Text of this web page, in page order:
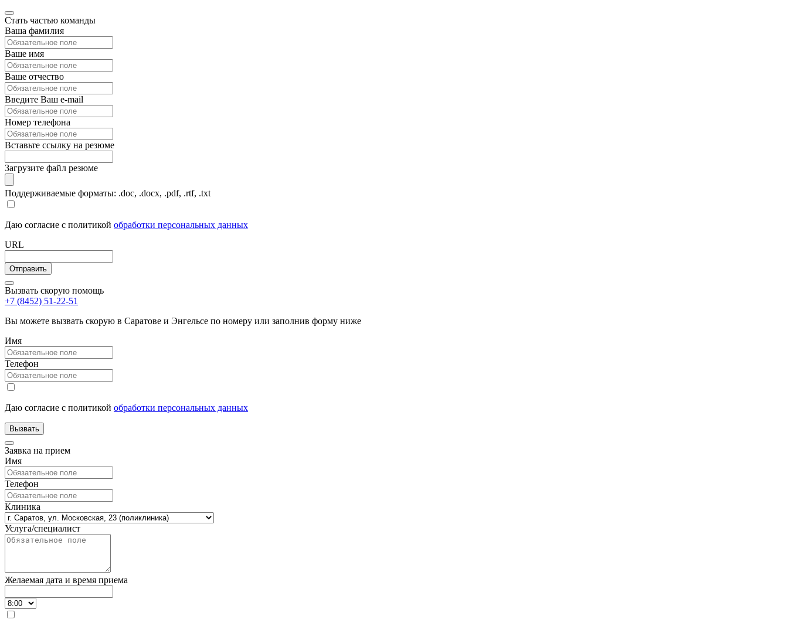
Стать частью команды
Ваша фамилия
Ваше имя
Ваше отчество
Введите Ваш e-mail
Номер телефона
Вставьте ссылку на резюме
Загрузите файл резюме
Поддерживаемые форматы: .doc, .docx, .pdf, .rtf, .txt
Даю согласие с политикой обработки персональных данных
URL
Вызвать скорую помощь
+7 (8452) 51-22-51
Вы можете вызвать скорую в Саратове и Энгельсе по номеру или заполнив форму ниже
Имя
Телефон
Даю согласие с политикой обработки персональных данных
Заявка на прием
Имя
Телефон
Клиника
Услуга/специалист
Желаемая дата и время приема